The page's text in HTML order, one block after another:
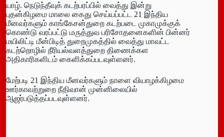
யாழ். நெடுந்தீவுக் கடற்பரப்பில் வைத்து இன்று
புதன்கிழமை மாலை கைது செய்யப்பட்ட 21 இந்திய
மீனவர்களும் காங்கேசன்துறை கடற்படை முகாமுக்குக்
கொண்டு வரப்பட்டு மருத்துவ பரிசோதனைகளின் பின்னர்
மயிலிட்டி மீன்பிடித் துறைமுகத்தில் வைத்து மாவட்ட
கடற்றொழில் நீரியல்வளத்துறை திணைக்கள
அதிகாரிகளிடம் கைளிக்கப்படவுள்ளனர்.
மேற்படி 21 இந்திய மீனவர்களும் நாளை வியாழக்கிழமை
ஊர்காவற்றுறை நீதிவான் முன்னிலையில்
ஆஜர்படுத்தப்படவுள்ளனர்.